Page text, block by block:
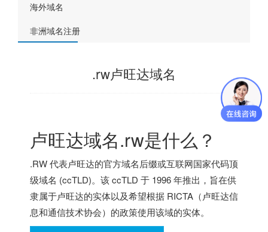
海外域名
非洲域名注册
.rw卢旺达域名
卢旺达域名.rw是什么？
.RW 代表卢旺达的官方域名后缀或互联网国家代码顶
级域名 (ccTLD)。该 ccTLD 于 1996 年推出，旨在供
隶属于卢旺达的实体以及希望根据 RICTA（卢旺达信
息和通信技术协会）的政策使用该域的实体。